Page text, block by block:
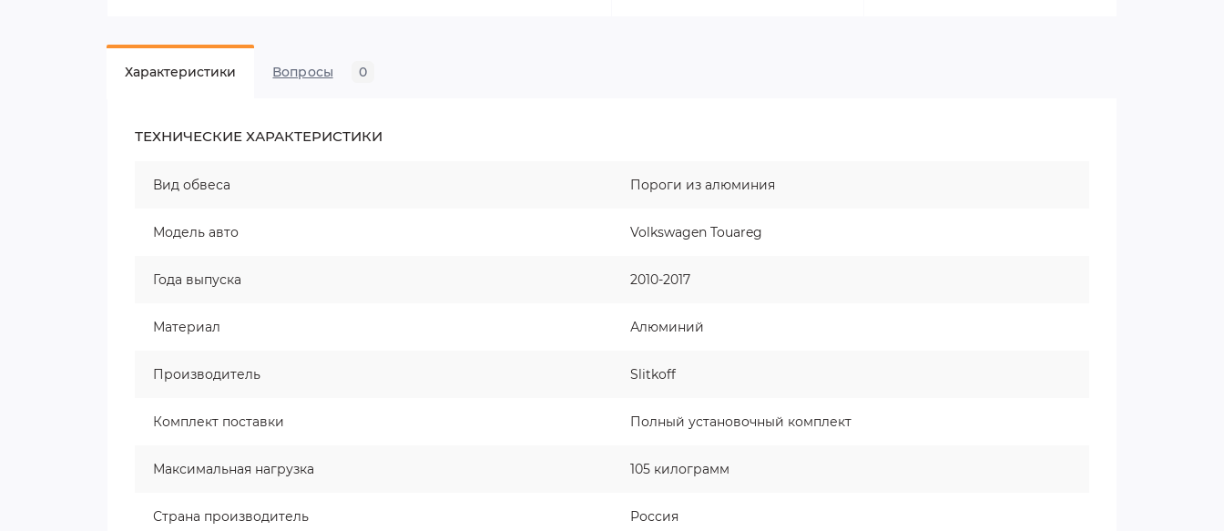
Характеристики Вопросы 0
ТЕХНИЧЕСКИЕ ХАРАКТЕРИСТИКИ
Вид обвеса Пороги из алюминия
Модель авто Volkswagen Touareg
Года выпуска 2010-2017
Материал Алюминий
Производитель Slitkoff
Комплект поставки Полный установочный комплект
Максимальная нагрузка 105 килограмм
Страна производитель Россия